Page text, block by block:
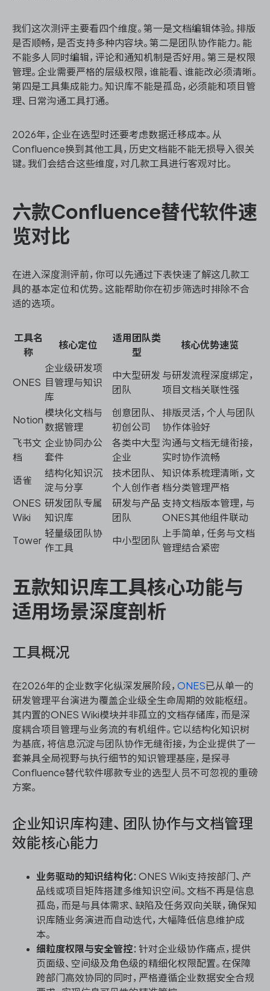
我们这次测评主要看四个维度。第一是文档编辑体验。排版
是否顺畅，是否支持多种内容块。第二是团队协作能力。能
不能多人同时编辑，评论和通知机制是否好用。第三是权限
管理。企业需要严格的层级权限，谁能看、谁能改必须清晰。
第四是工具集成能力。知识库不能是孤岛，必须能和项目管
理、日常沟通工具打通。
2026年，企业在选型时还要考虑数据迁移成本。从
Confluence换到其他工具，历史文档能不能无损导入很关
键。我们会结合这些维度，对几款工具进行客观对比。
六款Confluence替代软件速
览对比
在进入深度测评前，你可以先通过下表快速了解这几款工
具的基本定位和优势。这能帮助你在初步筛选时排除不合
适的选项。
工具名
称
核心定位
适用团队类
型
核心优势速览
ONES
企业级研发项
目管理与知识
库
中大型研发
团队
与研发流程深度绑定，
项目文档关联性强
Notion
模块化文档与
数据管理
创意团队、
初创公司
排版灵活，个人与团队
协作体验好
飞书文
档
企业协同办公
套件
各类中大型
企业
沟通与文档无缝衔接，
实时协作流畅
语雀
结构化知识沉
淀与分享
技术团队、
个人创作者
知识体系梳理清晰，文
档分类管理严格
ONES
Wiki
研发团队专属
知识库
研发与产品
团队
支持文档版本管理，与
ONES其他组件联动
Tower
轻量级团队协
作工具
中小型团队
上手简单，任务与文档
管理结合紧密
五款知识库工具核心功能与
适用场景深度剖析
工具概况
在2026年的企业数字化纵深发展阶段， ONES已从单一的
研发管理平台演进为覆盖企业级全生命周期的效能枢纽。
其内置的ONES Wiki模块并非孤立的文档存储库，而是深
度耦合项目管理与业务流的有机组件。它以结构化知识树
为基底，将信息沉淀与团队协作无缝衔接，为企业提供了一
套兼具全局视野与执行细节的知识管理基座，是探寻
Confluence替代软件哪款专业的选型人员不可忽视的重磅
方案。
企业知识库构建、团队协作与文档管理
效能核心能力
业务驱动的知识结构化：ONES Wiki支持按部门、产
品线或项目矩阵搭建多维知识空间。文档不再是信息
孤岛，而是与具体需求、缺陷及任务双向关联，确保知
识库随业务演进而自动迭代，大幅降低信息维护成
本。
细粒度权限与安全管控：针对企业级协作痛点，提供
页面级、空间级及角色级的精细化权限配置。在保障
跨部门高效协同的同时，严格遵循企业数据安全合规